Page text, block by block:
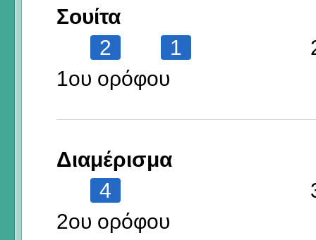
Σουίτα
2
1
1ου ορόφου
Διαμέρισμα
4
2ου ορόφου